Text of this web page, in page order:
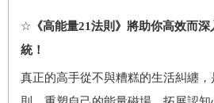
☆ 《高能量21法則》將助你高效而
統！
真正的高手從不與糟糕的生活糾纏